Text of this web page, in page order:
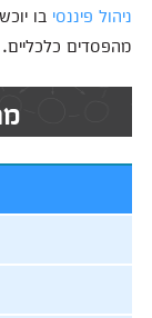
ניהול פיננסי בו
מהפסדים כלכליים.